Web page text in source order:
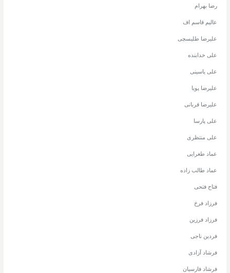
رضا بهرام
عالیم قاسم اف
علیرضا طلیسچی
علی خدابنده
علی یاسینی
علیرضا پویا
علیرضا قربانی
علی پارسا
علی منتظری
عماد طغرایی
عماد طالب زاده
فتاح فتحی
فرزاد فرخ
فرزاد فرزین
فردین ناجی
فرشاد آزادی
فرشاد فارسیان